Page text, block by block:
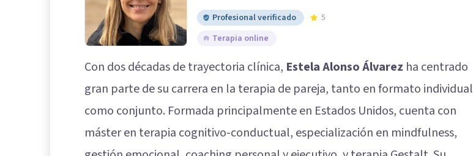
Profesional verificado
5
Terapia online
Con dos décadas de trayectoria clínica, Estela Alonso Álvarez ha centrado
gran parte de su carrera en la terapia de pareja, tanto en formato individual
como conjunto. Formada principalmente en Estados Unidos, cuenta con
máster en terapia cognitivo-conductual, especialización en mindfulness,